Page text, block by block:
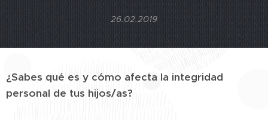
26.02.2019
¿Sabes qué es y cómo afecta la integridad
personal de tus hijos/as?